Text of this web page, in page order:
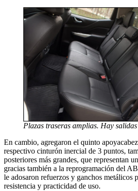
Plazas traseras amplias. Hay
En cambio, agregaron el quinto
respectivo cinturón inercial de 3 puntos,
posteriores más grandes, que representan
gracias también a la reprogramación del
le adosaron refuerzos y ganchos metálicos
resistencia y practicidad de uso.